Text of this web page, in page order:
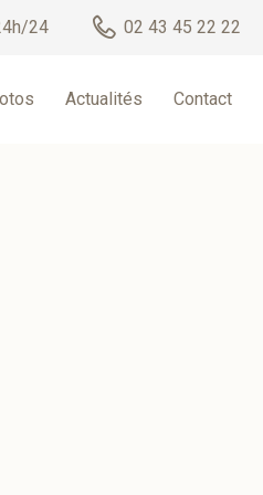
24 02 43 45 22 22
Actualités Contact